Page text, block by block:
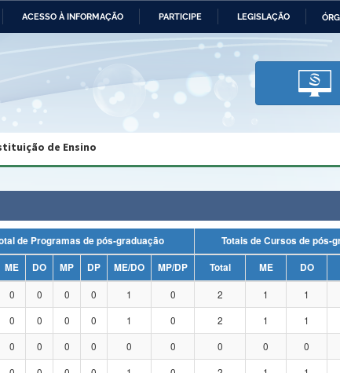
ACESSO À INFORMAÇÃO PARTICIPE LEGISLAÇÃO
das Relações Ministério da Economia Ministério
Ministério
Tecnologia,
e dos Direitos Humanos
Central do Brasil Planalto
de Ensino
Total de Programas de pós-graduação
Totais de Cursos de pós-
ME DO MP DP ME/DO MP/DP Total ME DO
0 0 0 0 1 0 2 1 1
0 0 0 0 1 0 2 1 1
0 0 0 0 0 0 0 0 0